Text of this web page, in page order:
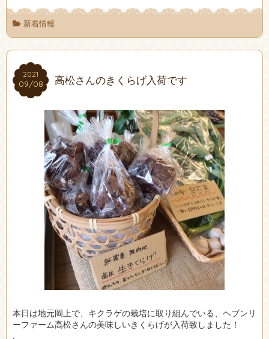
新着情報
2021
09/08
2021
09/08 高松さんのきくらげ入荷です
本日は地元岡上で、キクラゲの栽培に取り組んでいる、ヘブンリ
ーファーム高松さんの美味しいきくらげが入荷致しました！
.